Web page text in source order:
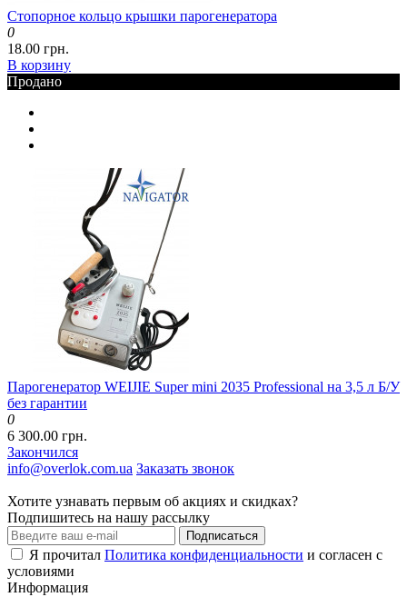
Стопорное кольцо крышки парогенератора
0
18.00 грн.
В корзину
Продано
Парогенератор WEIJIE Super mini 2035 Professional на 3,5 л Б/У
без гарантии
0
6 300.00 грн.
Закончился
info@overlok.com.ua Заказать звонок
Хотите узнавать первым об акциях и скидках?
Подпишитесь на нашу рассылку
Подписаться
Я прочитал Политика конфиденциальности и согласен с
условиями
Информация